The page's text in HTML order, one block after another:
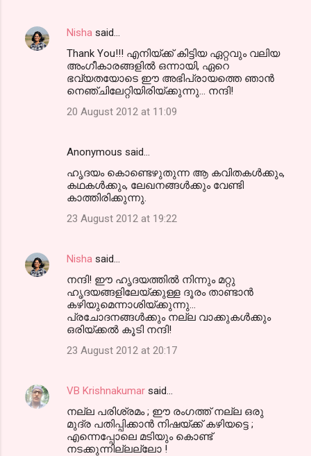
Nisha said…
Thank You!!! എനിയ്ക്ക് കിട്ടിയ ഏറ്റവും വലിയ
അംഗീകാരങ്ങളില്‍ ഒന്നായി, ഏറെ
ഭവ്യതയോടെ ഈ അഭിപ്രായത്തെ ഞാന്‍
നെഞ്ചിലേറ്റിയിരിയ്ക്കുന്നു... നന്ദി!
20 August 2012 at 11:09
Anonymous said…
ഹൃദയം കൊണ്ടെഴുതുന്ന ആ കവിതകള്‍ക്കും,
കഥകള്‍ക്കും, ലേഖനങ്ങള്‍ക്കും വേണ്ടി
കാത്തിരിക്കുന്നു.
23 August 2012 at 19:22
Nisha said…
നന്ദി! ഈ ഹൃദയത്തില്‍ നിന്നും മറ്റു
ഹൃദയങ്ങളിലേയ്ക്കുള്ള ദൂരം താണ്ടാന്‍
കഴിയുമെന്നാശിയ്ക്കുന്നു...
പ്രചോദനങ്ങള്‍ക്കും നല്ല വാക്കുകള്‍ക്കും
ഒരിയ്ക്കല്‍ കൂടി നന്ദി!
23 August 2012 at 20:17
VB Krishnakumar said…
നല്ല പരിശ്രമം ; ഈ രംഗത്ത്‌ നല്ല ഒരു
മുദ്ര പതിപ്പിക്കാന്‍ നിഷയ്ക്ക് കഴിയട്ടെ ;
എന്നെപ്പോലെ മടിയും കൊണ്ട്
നടക്കുന്നില്ലല്ലോ !